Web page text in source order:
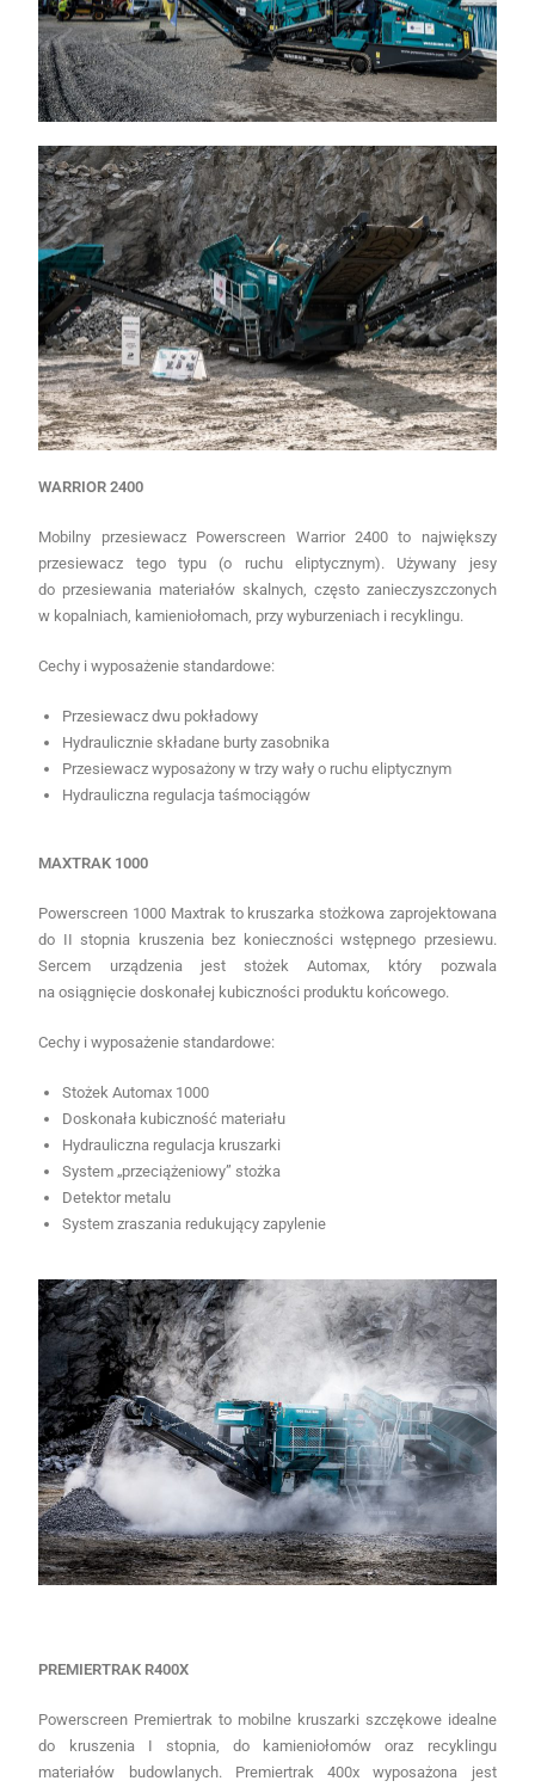
WARRIOR 2400
Mobilny przesiewacz Powerscreen Warrior 2400 to największy
przesiewacz tego typu (o ruchu eliptycznym). Używany jesy
do przesiewania materiałów skalnych, często zanieczyszczonych
w kopalniach, kamieniołomach, przy wyburzeniach i recyklingu.
Cechy i wyposażenie standardowe:
Przesiewacz dwu pokładowy
Hydraulicznie składane burty zasobnika
Przesiewacz wyposażony w trzy wały o ruchu eliptycznym
Hydrauliczna regulacja taśmociągów
MAXTRAK 1000
Powerscreen 1000 Maxtrak to kruszarka stożkowa zaprojektowana
do II stopnia kruszenia bez konieczności wstępnego przesiewu.
Sercem urządzenia jest stożek Automax, który pozwala
na osiągnięcie doskonałej kubiczności produktu końcowego.
Cechy i wyposażenie standardowe:
Stożek Automax 1000
Doskonała kubiczność materiału
Hydrauliczna regulacja kruszarki
System „przeciążeniowy” stożka
Detektor metalu
System zraszania redukujący zapylenie
PREMIERTRAK R400X
Powerscreen Premiertrak to mobilne kruszarki szczękowe idealne
do kruszenia I stopnia, do kamieniołomów oraz recyklingu
materiałów budowlanych. Premiertrak 400x wyposażona jest